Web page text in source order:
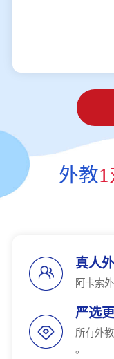
外教
真人
阿卡索
严选
所有外
。